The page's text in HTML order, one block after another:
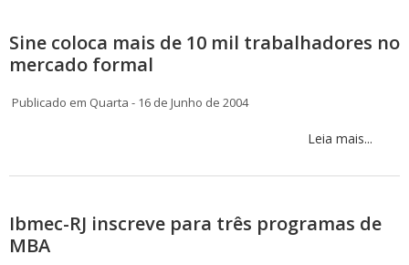
Sine coloca mais de 10 mil trabalhadores no
mercado formal
Publicado em Quarta - 16 de Junho de 2004
Leia mais...
Ibmec-RJ inscreve para três programas de
MBA